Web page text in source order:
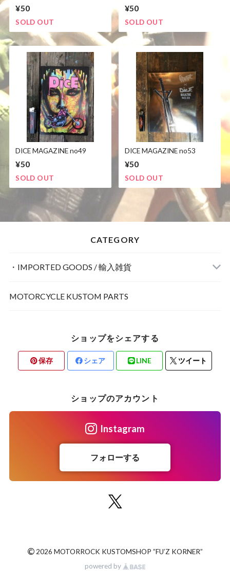
¥50
SOLD OUT
¥50
SOLD OUT
DICE MAGAZINE no49
¥50
SOLD OUT
DICE MAGAZINE no53
¥50
SOLD OUT
CATEGORY
・IMPORTED GOODS / 輸入雑貨
MOTORCYCLE KUSTOM PARTS
ショップをシェアする
保存 シェア LINE ツイート
ショップのアカウント
Instagram
フォローする
© 2026 MOTORROCK KUSTOMSHOP ”FU’Z KORNER”
powered by